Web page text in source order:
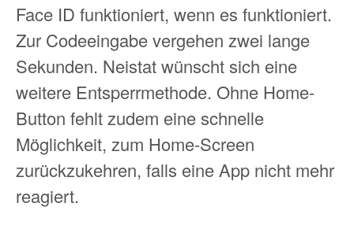
Face ID funktioniert, wenn es funktioniert.
Zur Codeeingabe vergehen zwei lange
Sekunden. Neistat wünscht sich eine
weitere Entsperrmethode. Ohne Home-
Button fehlt zudem eine schnelle
Möglichkeit, zum Home-Screen
zurückzukehren, falls eine App nicht mehr
reagiert.